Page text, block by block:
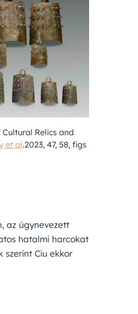
Relics and
et al.2023, 47, 58, figs
az úgynevezett
hatalmi harcokat
szerint Ciu ekkor